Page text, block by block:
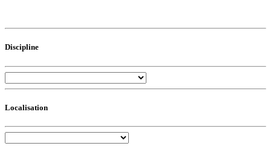
Discipline
Localisation